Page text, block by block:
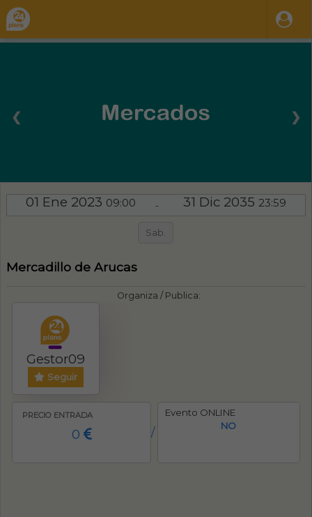
❮ ❯
01 Ene 2023 09:00 - 31 Dic 2035 23:59
Sab.
Mercadillo de Arucas
Organiza / Publica:
Gestor09
Seguir
PRECIO ENTRADA
0 /
Evento ONLINE
NO